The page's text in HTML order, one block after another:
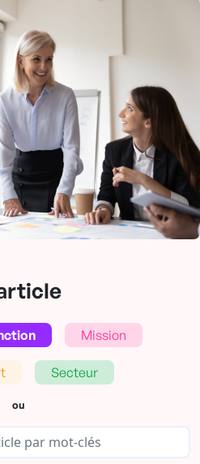
Mission
Secteur
ou